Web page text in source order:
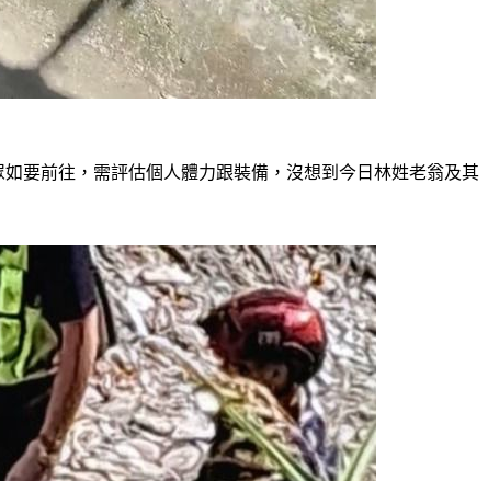
要前往，需評估個人體力跟裝備，沒想到今日林姓老翁及其